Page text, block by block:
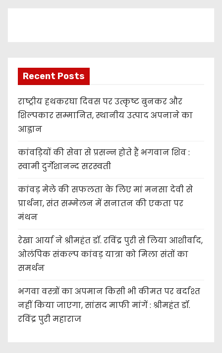
Recent Posts
राष्ट्रीय हथकरघा दिवस पर उत्कृष्ट बुनकर और
शिल्पकार सम्मानित, स्थानीय उत्पाद अपनाने का
आह्वान
कांवड़ियों की सेवा से प्रसन्न होते हैं भगवान शिव :
स्वामी दुर्गेशानन्द सरस्वती
कांवड़ मेले की सफलता के लिए मां मनसा देवी से
प्रार्थना, संत सम्मेलन में सनातन की एकता पर
मंथन
रेखा आर्या ने श्रीमहंत डॉ. रविंद्र पुरी से लिया आशीर्वाद,
ओलंपिक संकल्प कांवड़ यात्रा को मिला संतों का
समर्थन
भगवा वस्त्रों का अपमान किसी भी कीमत पर बर्दाश्त
नहीं किया जाएगा, सांसद माफी मांगें : श्रीमहंत डॉ.
रविंद्र पुरी महाराज